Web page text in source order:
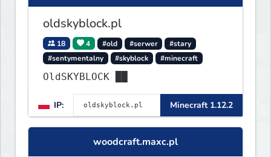
oldskyblock.pl
18 4 #old #serwer
#stary
#sentymentalny
#skyblock #minecraft
OldSKYBLOCK ██
IP: Minecraft 1.12.2
woodcraft.maxc.pl